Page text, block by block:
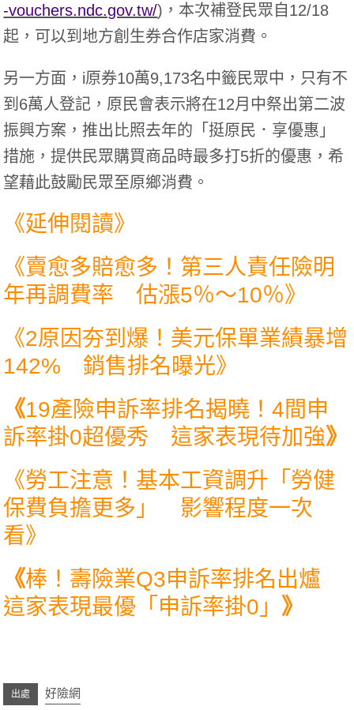
-vouchers.ndc.gov.tw/)，本次補登民眾自12/18
起，可以到地方創生券合作店家消費。
另一方面，i原券10萬9,173名中籤民眾中，只有不
到6萬人登記，原民會表示將在12月中祭出第二波
振興方案，推出比照去年的「挺原民．享優惠」
措施，提供民眾購買商品時最多打5折的優惠，希
望藉此鼓勵民眾至原鄉消費。
《延伸閱讀》
《賣愈多賠愈多！第三人責任險明
年再調費率 估漲5％～10％》
《2原因夯到爆！美元保單業績暴增
142% 銷售排名曝光》
《19產險申訴率排名揭曉！4間申
訴率掛0超優秀 這家表現待加強》
《勞工注意！基本工資調升「勞健
保費負擔更多」 影響程度一次
看》
《棒！壽險業Q3申訴率排名出爐
這家表現最優「申訴率掛0」 》
好險網